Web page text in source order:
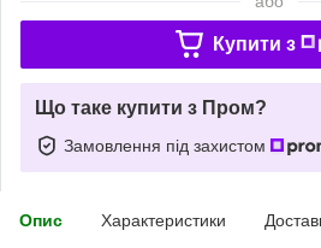
Купити з
Що таке купити з Пром?
Замовлення під захистом
Опис Характеристики